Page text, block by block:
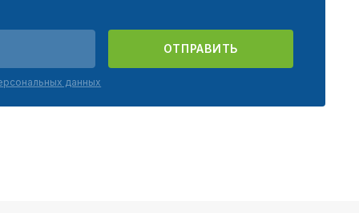
ОТПРАВИТЬ
данных